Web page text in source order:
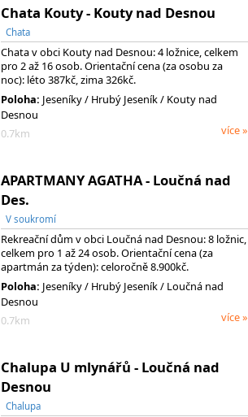
Chata Kouty - Kouty nad Desnou
Chata
Chata v obci Kouty nad Desnou: 4 ložnice, celkem
pro 2 až 16 osob. Orientační cena (za osobu za
noc): léto 387kč, zima 326kč.
Poloha: Jeseníky/ Hrubý Jeseník/ Kouty nad
Desnou
0.7km
více »
APARTMANY AGATHA - Loučná nad
Des.
V soukromí
Rekreační dům v obci Loučná nad Desnou: 8 ložnic,
celkem pro 1 až 24 osob. Orientační cena (za
apartmán za týden): celoročně 8.900kč.
Poloha: Jeseníky/ Hrubý Jeseník/ Loučná nad
Desnou
0.7km
více »
Chalupa U mlynářů - Loučná nad
Desnou
Chalupa